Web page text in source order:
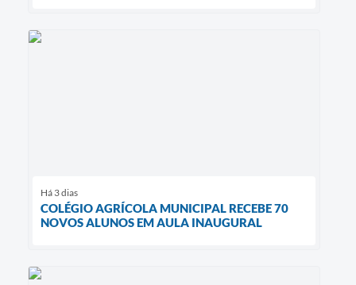
Há 3 dias
COLÉGIO AGRÍCOLA MUNICIPAL RECEBE 70
NOVOS ALUNOS EM AULA INAUGURAL